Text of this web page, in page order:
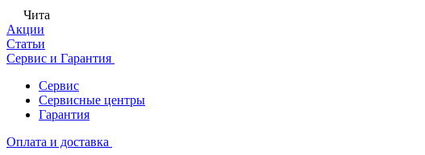
Чита
Акции
Статьи
Сервис и Гарантия
Сервис
Сервисные центры
Гарантия
Оплата и доставка